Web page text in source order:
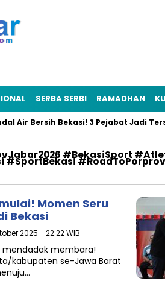
SERBA SERBI RAMADHAN
Air Bersih Bekasi! 3 Pejabat Jadi
#BekasiSport
Momen Seru
Bekasi
2025 - 22:22 WIB
mendadak membara!
kabupaten se-Jawa Barat